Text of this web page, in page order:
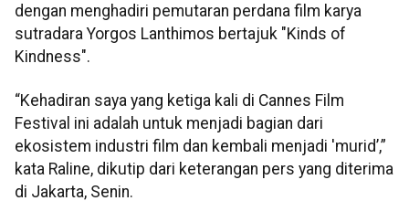
dengan menghadiri pemutaran perdana film karya
sutradara Yorgos Lanthimos bertajuk "Kinds of
Kindness".
“Kehadiran saya yang ketiga kali di Cannes Film
Festival ini adalah untuk menjadi bagian dari
ekosistem industri film dan kembali menjadi 'murid’,”
kata Raline, dikutip dari keterangan pers yang diterima
di Jakarta, Senin.